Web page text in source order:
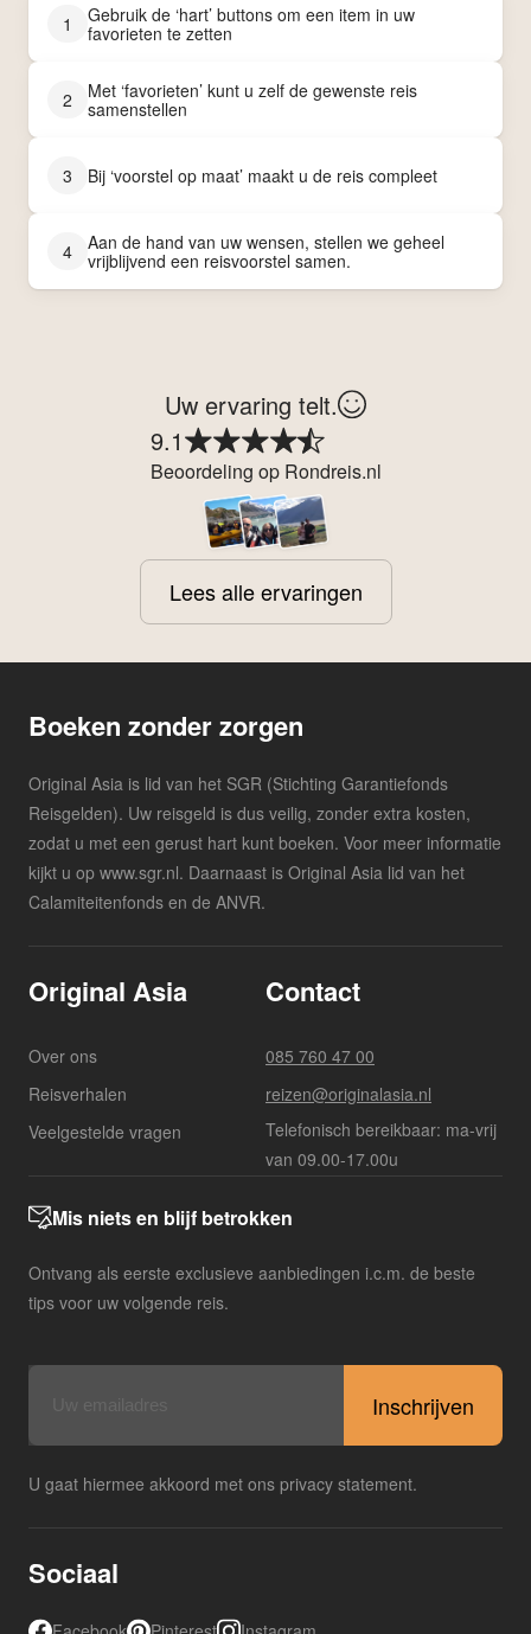
1
Gebruik de ‘hart’ buttons om een item in uw
favorieten te zetten
2
Met ‘favorieten’ kunt u zelf de gewenste reis
samenstellen
3 Bij ‘voorstel op maat’ maakt u de reis compleet
4
Aan de hand van uw wensen, stellen we geheel
vrijblijvend een reisvoorstel samen.
Uw ervaring telt.
9.1
Beoordeling op Rondreis.nl
Lees alle ervaringen
Boeken zonder zorgen
Original Asia is lid van het SGR (Stichting Garantiefonds
Reisgelden). Uw reisgeld is dus veilig, zonder extra kosten,
zodat u met een gerust hart kunt boeken. Voor meer informatie
kijkt u op www.sgr.nl. Daarnaast is Original Asia lid van het
Calamiteitenfonds en de ANVR.
Original Asia
Over ons
Reisverhalen
Veelgestelde vragen
Contact
085 760 47 00
reizen@originalasia.nl
Telefonisch bereikbaar: ma-vrij
van 09.00-17.00u
Mis niets en blijf betrokken
Ontvang als eerste exclusieve aanbiedingen i.c.m. de beste
tips voor uw volgende reis.
U gaat hiermee akkoord met ons privacy statement.
Sociaal